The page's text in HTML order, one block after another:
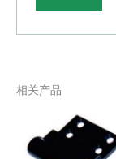
相关产品